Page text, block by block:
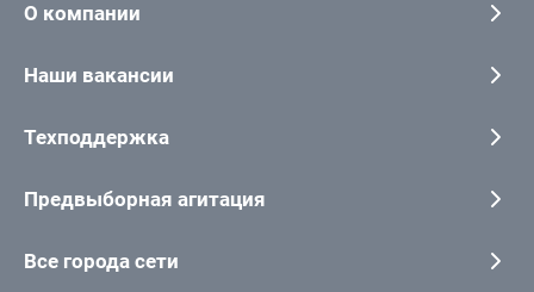
О компании
Наши вакансии
Техподдержка
Предвыборная агитация
Все города сети